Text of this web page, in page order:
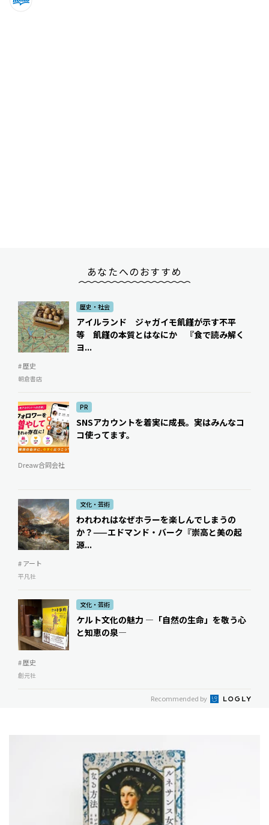
あなたへのおすすめ
歴史・社会
アイルランド ジャガイモ飢饉が示す不平
等 飢饉の本質とはなにか 『食で読み解く
ヨ...
# 歴史
朝倉書店
PR
SNSアカウントを着実に成長。実はみんなコ
コ使ってます。
Dreaw合同会社
文化・芸術
われわれはなぜホラーを楽しんでしまうの
か？——エドマンド・バーク『崇高と美の起
源...
# アート
平凡社
文化・芸術
ケルト文化の魅力 ―「自然の生命」を敬う心
と知恵の泉―
# 歴史
創元社
Recommended by